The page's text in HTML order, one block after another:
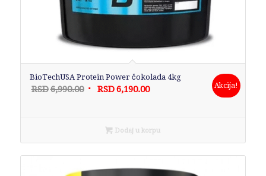
BioTechUSA Protein Power čokolada 4kg
RSD6,990.00 Originalna
RSD6,990.00.
RSD6,190.00Trenutna
RSD6,190.00.
Akcija!
Dodaj u korpu